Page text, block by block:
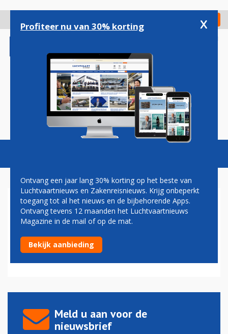
gaan
Check in
Magazine Podcasts Vacatures
KIWA
Kiwa gaat luchtvaarttaken overdragen aan ILT
05-07-2024 - 18:10
Meld u aan voor de
nieuwsbrief
Profiteer nu van 30% korting x
Ontvang een jaar lang 30% korting op het beste van
Luchtvaartnieuws en Zakenreisnieuws. Krijg onbeperkt
toegang tot al het nieuws en de bijbehorende Apps.
Ontvang tevens 12 maanden het Luchtvaartnieuws
Magazine in de mail of op de mat.
Bekijk aanbieding